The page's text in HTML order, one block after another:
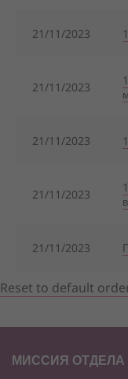
21/11/2023
21/11/2023
21/11/2023
21/11/2023
21/11/2023
Reset to default
МИССИЯ ОТДЕЛА